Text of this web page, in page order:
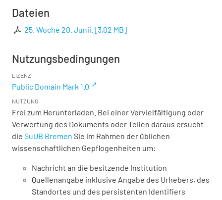
Dateien
25. Woche 20. Junii. [3,02 MB]
Nutzungsbedingungen
LIZENZ
Public Domain Mark 1.0
NUTZUNG
Frei zum Herunterladen. Bei einer Vervielfältigung oder
Verwertung des Dokuments oder Teilen daraus ersucht
die SuUB Bremen Sie im Rahmen der üblichen
wissenschaftlichen Gepflogenheiten um:
Nachricht an die besitzende Institution
Quellenangabe inklusive Angabe des Urhebers, des
Standortes und des persistenten Identifiers